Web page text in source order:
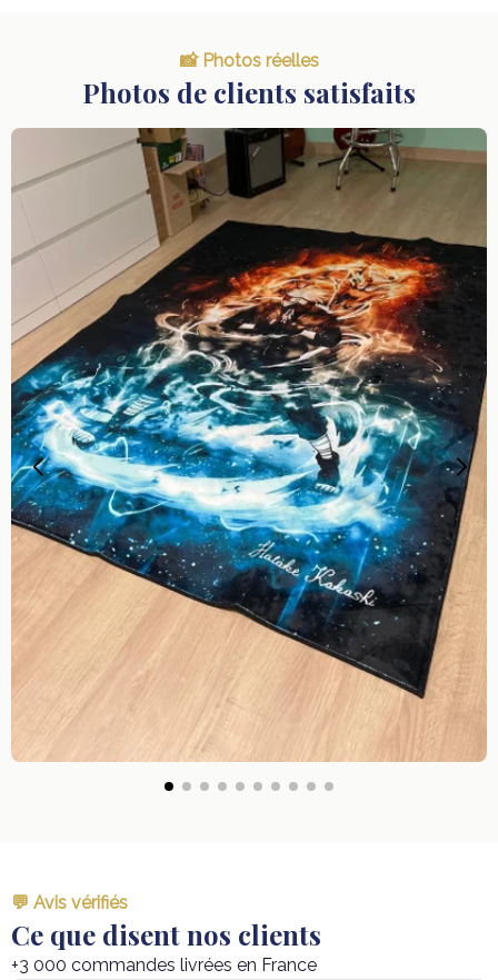
📸 Photos réelles
Photos de clients satisfaits
💬 Avis vérifiés
Ce que disent nos clients
+3 000 commandes livrées en France